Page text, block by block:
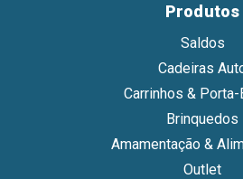
Produtos
Saldos
Cadeiras
Carrinhos &
Brinquedos
Amamentação &
Outlet